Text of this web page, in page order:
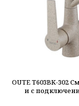
OUTE T603BK-302
и с